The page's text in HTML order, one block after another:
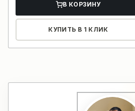
В КОРЗИНУ
КУПИТЬ В 1 КЛИК